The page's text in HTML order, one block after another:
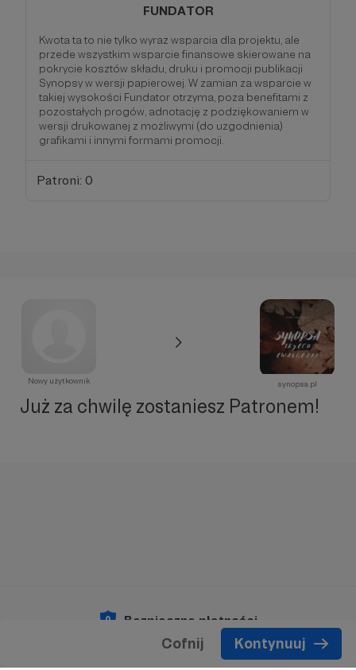
FUNDATOR
Kwota ta to nie tylko wyraz wsparcia dla projektu, ale
przede wszystkim wsparcie finansowe skierowane na
pokrycie kosztów składu, druku i promocji publikacji
Synopsy w wersji papierowej. W zamian za wsparcie w
takiej wysokości Fundator otrzyma, poza benefitami z
pozostałych progów, adnotację z podziękowaniem w
wersji drukowanej z możliwymi (do uzgodnienia)
grafikami i innymi formami promocji.
Patroni: 0
Cofnij Kontynuuj
Nowy użytkownik synopsa.pl
Już za chwilę zostaniesz Patronem!
Bezpieczne płatności